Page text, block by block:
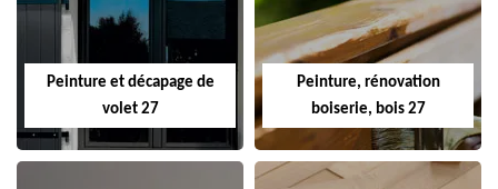
Peinture et décapage de
volet 27
Peinture, rénovation
boiserie, bois 27